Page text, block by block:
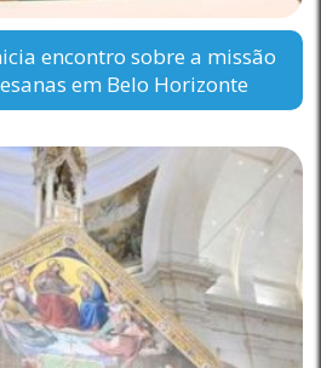
encontro sobre a missão
em Belo Horizonte